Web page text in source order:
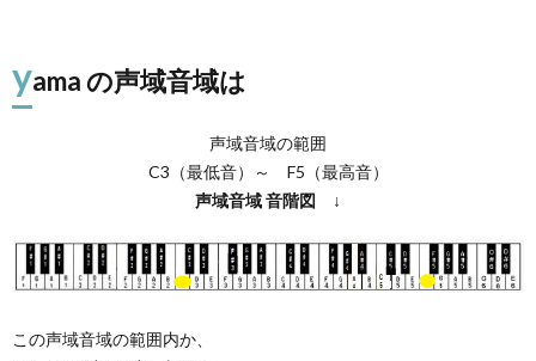
yama の声域音域は
声域音域の範囲
C3（最低音）～ F5（最高音）
声域音域音階図 ↓
この声域音域の範囲内か、